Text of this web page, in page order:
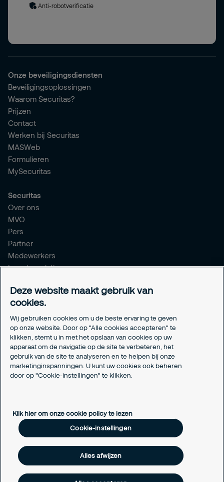
Anti-robotverificatie
Onze beveiligingsdiensten
Beveiligingsoplossingen
Waarom Securitas?
Prijzen
Contact
Werken bij Securitas
MASWeb
Formulieren
MySecuritas
Securitas
Over ons
MVO
Pers
Partner
Medewerkers
Investor relations
Certificeringen
Aanmeldformulieren installatiepartners
Juridisch
Privacyverklaring
Algemene voorwaarden
Responsible disclosure
Cookie-instellingen
Deze website maakt gebruik van
cookies.
Wij gebruiken cookies om u de beste ervaring te geven
op onze website. Door op "Alle cookies accepteren" te
klikken, stemt u in met het opslaan van cookies op uw
apparaat om de navigatie op de site te verbeteren, het
gebruik van de site te analyseren en te helpen bij onze
marketinginspanningen. U kunt uw cookies ook beheren
door op "Cookie-instellingen" te klikken.
Klik hier om onze cookie policy te lezen
Cookie-instellingen
Alles afwijzen